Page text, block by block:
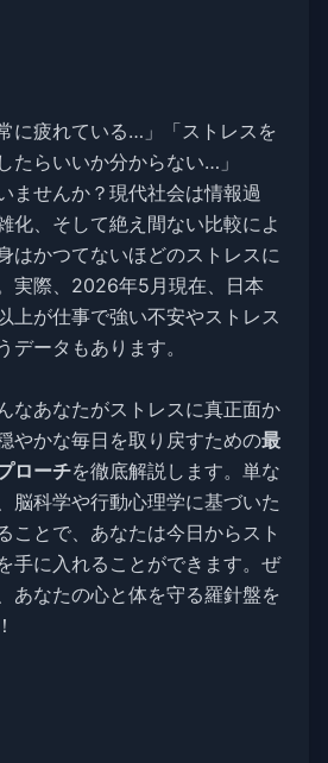
に疲れている…」「ストレスを
たらいいか分からない…」
ませんか？現代社会は情報過
化、そして絶え間ない比較によ
はかつてないほどのストレスに
実際、2026年5月現在、日本
上が仕事で強い不安やストレス
データもあります。
なあなたがストレスに真正面か
やかな毎日を取り戻すための最
ローチを徹底解説します。単な
脳科学や行動心理学に基づいた
ことで、あなたは今日からスト
手に入れることができます。ぜ
あなたの心と体を守る羅針盤を